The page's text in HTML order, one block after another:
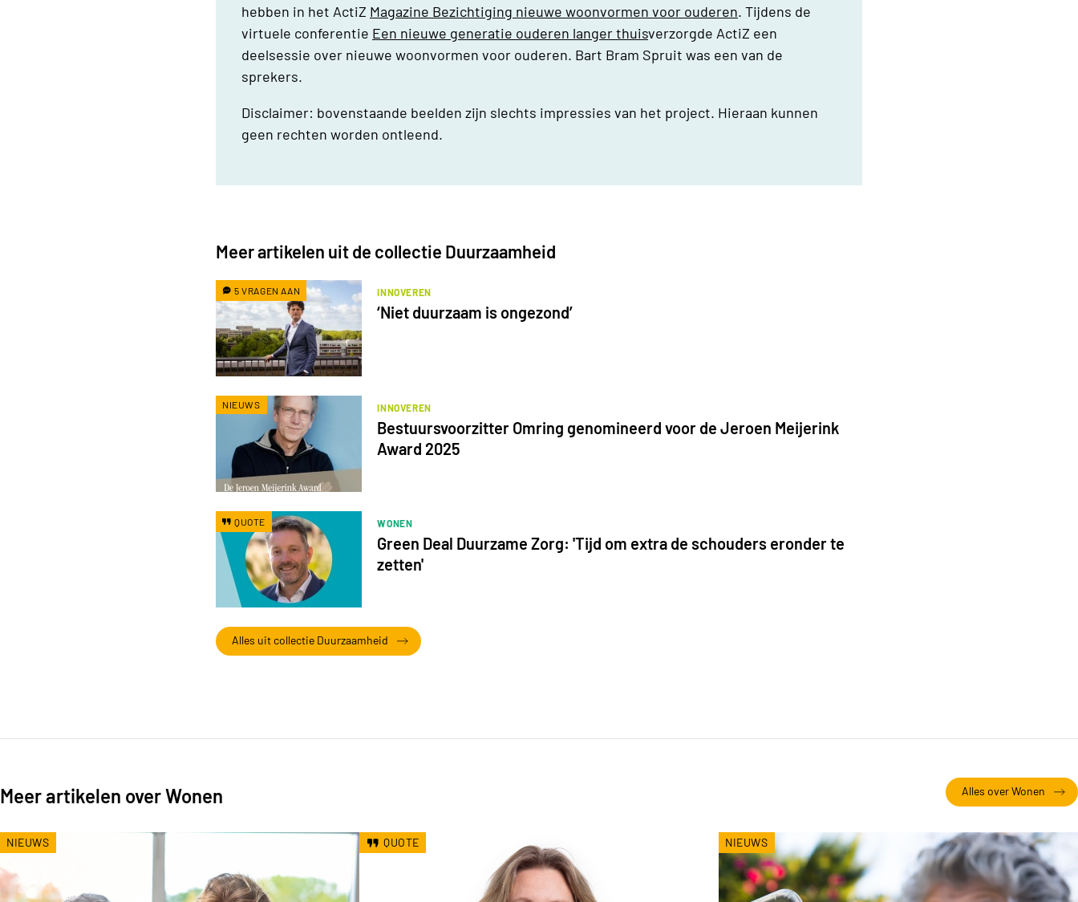
hebben in het ActiZ Magazine Bezichtiging nieuwe woonvormen voor ouderen. Tijdens de
virtuele conferentie Een nieuwe generatie ouderen langer thuisverzorgde ActiZ een
deelsessie over nieuwe woonvormen voor ouderen. Bart Bram Spruit was een van de
sprekers.
Disclaimer: bovenstaande beelden zijn slechts impressies van het project. Hieraan kunnen
geen rechten worden ontleend.
Meer artikelen uit de collectie Duurzaamheid
INNOVEREN
‘Niet duurzaam is ongezond’
5 VRAGEN AAN
INNOVEREN
Bestuursvoorzitter Omring genomineerd voor de Jeroen Meijerink
Award 2025
NIEUWS
WONEN
Green Deal Duurzame Zorg: 'Tijd om extra de schouders eronder te
zetten'
QUOTE
Alles uit collectie Duurzaamheid
Meer artikelen over Wonen Alles over Wonen
NIEUWS QUOTE NIEUWS